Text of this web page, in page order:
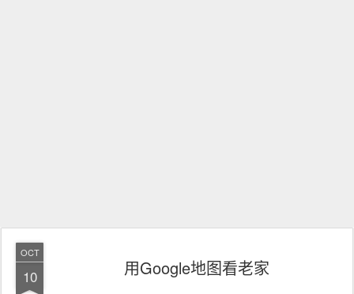
OCT
10 用Google地图看老家